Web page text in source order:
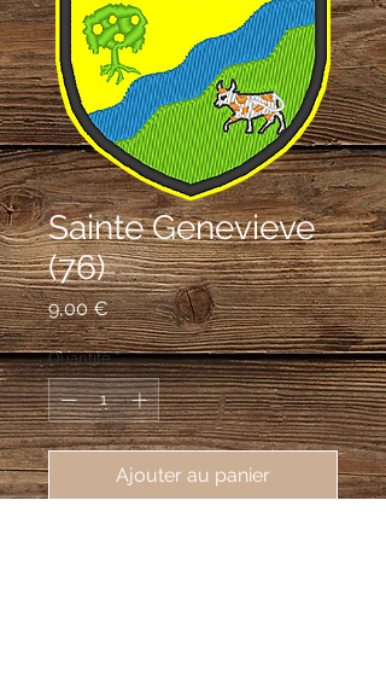
Sainte Genevieve
(76)
9,00 €Prix
Quantité *
Ajouter au panier